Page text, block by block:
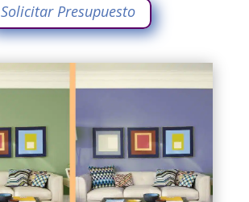
Solicitar Presupuesto